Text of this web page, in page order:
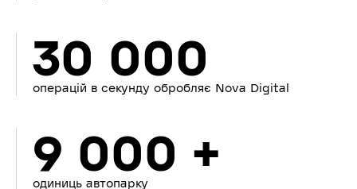
30 000
операцій в секунду обробляє Nova Digital
9 000 +
одиниць автопарку